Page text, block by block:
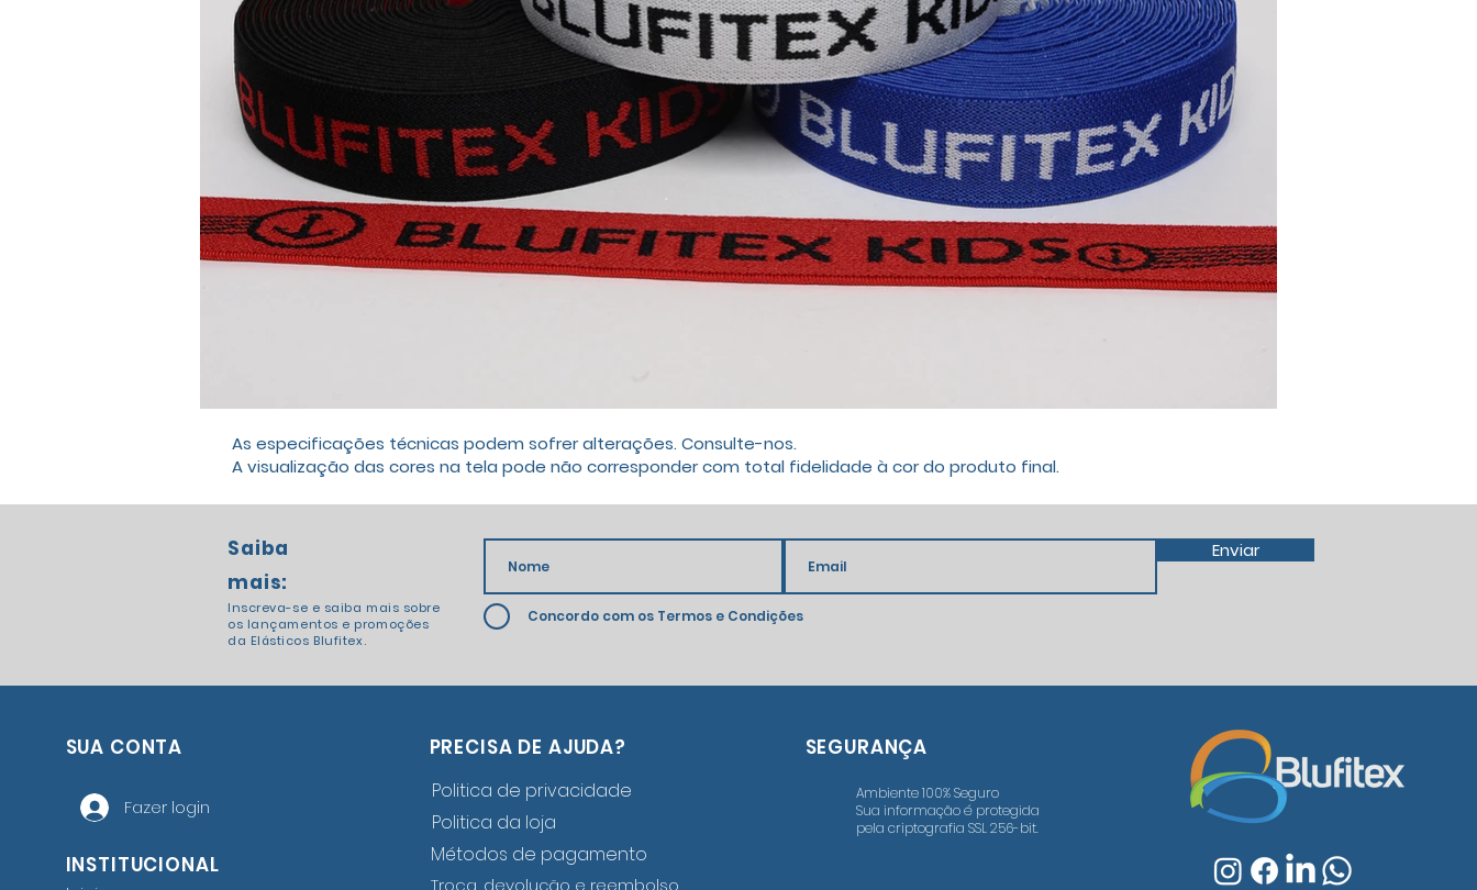
As especificações técnicas podem sofrer alterações. Consulte-nos.
A visualização das cores na tela pode não corresponder com total fidelidade à cor do produto final.
Saiba
mais:
Inscreva-se e saiba mais sobre
os lançamentos e promoções
da Elásticos Blufitex.
Enviar
Concordo com os Termos e Condições
SUA CONTA
Fazer login
INSTITUCIONAL
PRECISA DE AJUDA?
Politica de privacidade
Politica da loja
Métodos de pagamento
Troca, devolução e reembolso
SEGURANÇA
Ambiente 100% Seguro
Sua informação é protegida
pela criptografia SSL 256-bit.